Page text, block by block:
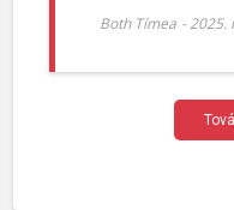
Both Tímea -2025.